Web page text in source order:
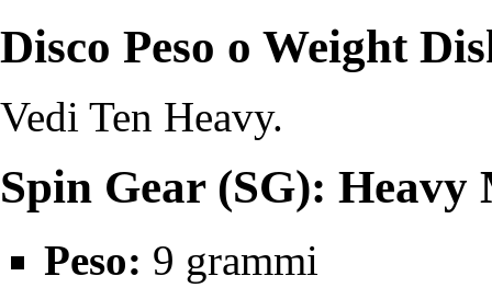
Disco Peso o Weight
Vedi Ten Heavy.
Spin Gear (SG): Heavy
Peso: 9 grammi